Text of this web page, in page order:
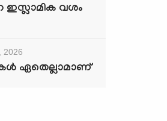
ഇസ്ലാമിക വശം
2026
ഏതെല്ലാമാണ്